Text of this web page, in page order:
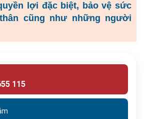
lợi đặc biệt, bảo vệ sức
cũng như những người
115